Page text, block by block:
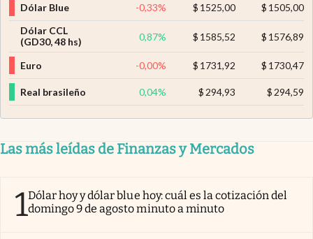
Dólar Blue -0,33% $ 1525,00 $ 1505,00
Dólar CCL
(GD30, 48 hs)
0,87% $ 1585,52 $ 1576,89
Euro -0,00% $ 1731,92 $ 1730,47
Real brasileño 0,04% $ 294,93 $ 294,59
Las más leídas de Finanzas y Mercados
1Dólar hoy y dólar blue hoy: cuál es la cotización del
domingo 9 de agosto minuto a minuto